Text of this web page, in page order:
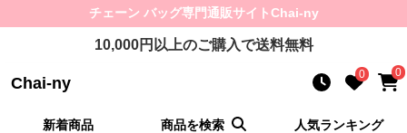
チェーン バッグ専門通販サイトChai-ny
10,000円以上のご購入で送料無料
Chai-ny 0 0
新着商品 商品を検索 人気ランキング